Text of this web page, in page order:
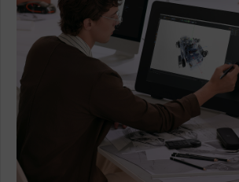
cumpra sem esforço os prazos